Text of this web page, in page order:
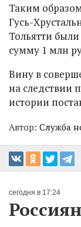
Таким
Гусь-
Тольятти
сумму 1 млн
Вину в
на следствии
истории
Автор: Служба
сегодня в 17:24